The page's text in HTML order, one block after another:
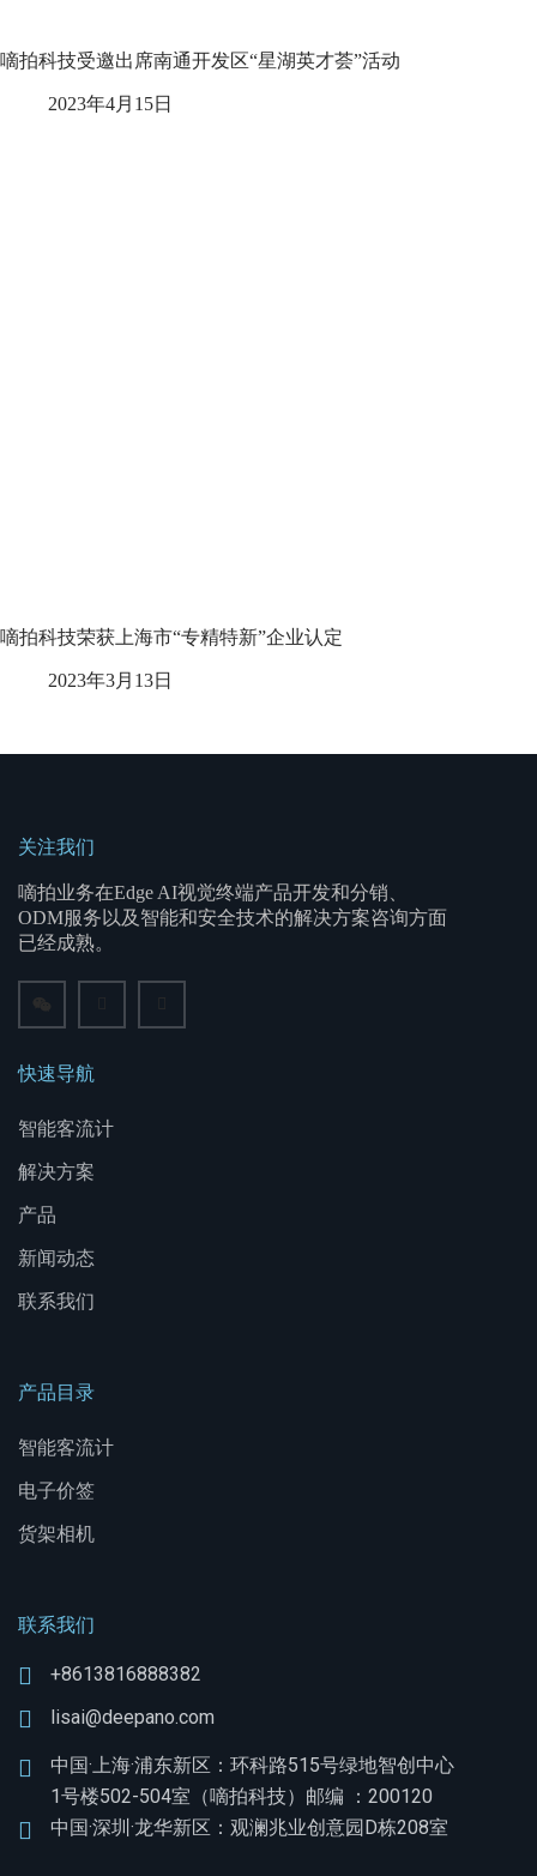
嘀拍科技受邀出席南通开发区“星湖英才荟”活动
2023年4月15日
嘀拍科技荣获上海市“专精特新”企业认定
2023年3月13日
关注我们
嘀拍业务在Edge AI视觉终端产品开发和分销、
ODM服务以及智能和安全技术的解决方案咨询方面
已经成熟。
快速导航
智能客流计
解决方案
产品
新闻动态
联系我们
产品目录
智能客流计
电子价签
货架相机
联系我们
+8613816888382
lisai@deepano.com
中国·上海·浦东新区：环科路515号绿地智创中心
1号楼502-504室（嘀拍科技）邮编 ：200120
中国·深圳·龙华新区：观澜兆业创意园D栋208室